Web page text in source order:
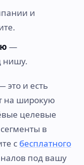
и
—
нишу.
это и есть
на широкую
целевые
в
с бесплатного
под вашу